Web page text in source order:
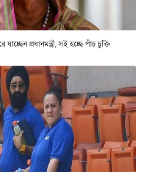
প্রধানমন্ত্রী, সই হচ্ছে পাঁচ চুক্তি